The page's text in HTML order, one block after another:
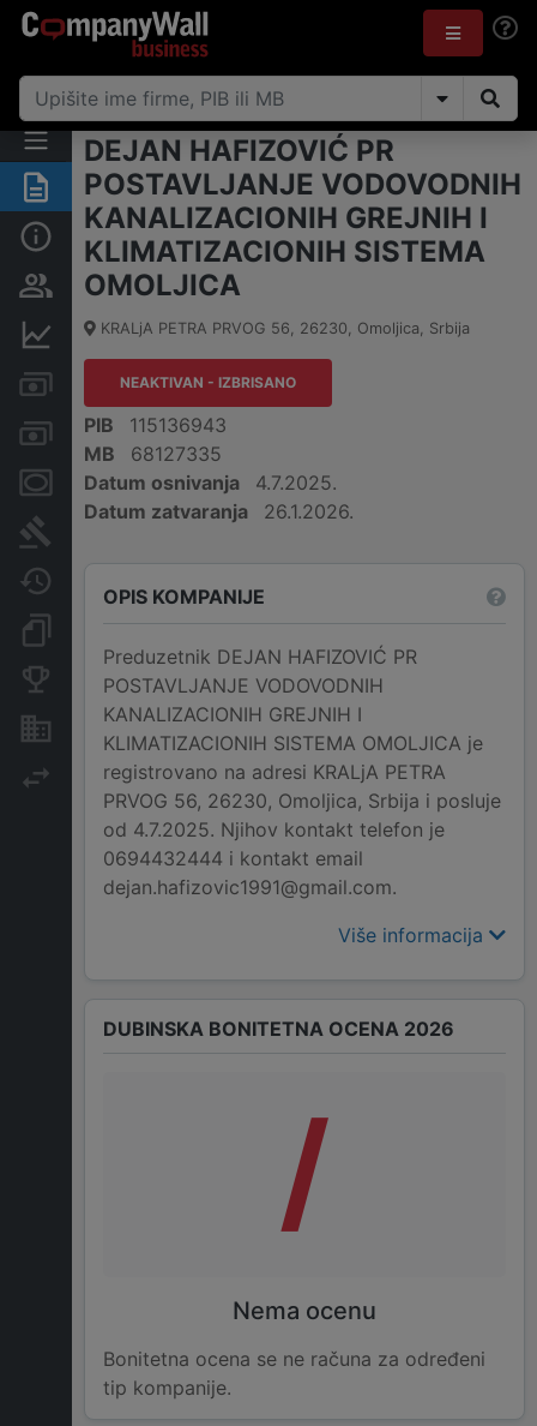
Rezime
Osnovni podaci
Vlasnička struktura
Finansijski podaci
Kreditni limit kompanije
Računi i blokade
Menice i zaloge
Dokumenti i objave
Konkurentske kompanije
Nekretnine i imovina
Izvoz
DEJAN HAFIZOVIĆ PR
POSTAVLJANJE VODOVODNIH
KANALIZACIONIH GREJNIH I
KLIMATIZACIONIH SISTEMA
OMOLJICA
KRALjA PETRA PRVOG 56, 26230, Omoljica, Srbija
NEAKTIVAN - IZBRISANO
PIB
115136943
MB
68127335
Datum osnivanja
4.7.2025.
Datum zatvaranja
26.1.2026.
OPIS KOMPANIJE
Preduzetnik DEJAN HAFIZOVIĆ PR
POSTAVLJANJE VODOVODNIH
KANALIZACIONIH GREJNIH I
KLIMATIZACIONIH SISTEMA OMOLJICA je
registrovano na adresi KRALjA PETRA
PRVOG 56, 26230, Omoljica, Srbija i posluje
od 4.7.2025. Njihov kontakt telefon je
0694432444 i kontakt email
dejan.hafizovic1991@gmail.com.
Više informacija
DUBINSKA BONITETNA OCENA 2026
/
Nema ocenu
Bonitetna ocena se ne računa za određeni
tip kompanije.